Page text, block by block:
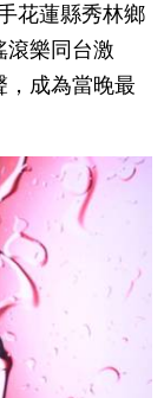
花蓮縣秀林鄉
滾樂同台激
，成為當晚最